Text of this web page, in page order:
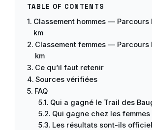
TABLE OF CONTENTS
Classement hommes — Parcours
km
Classement femmes — Parcours
km
Ce qu’il faut retenir
Sources vérifiées
FAQ
Qui a gagné le Trail des
Qui gagne chez les femmes
Les résultats sont-ils